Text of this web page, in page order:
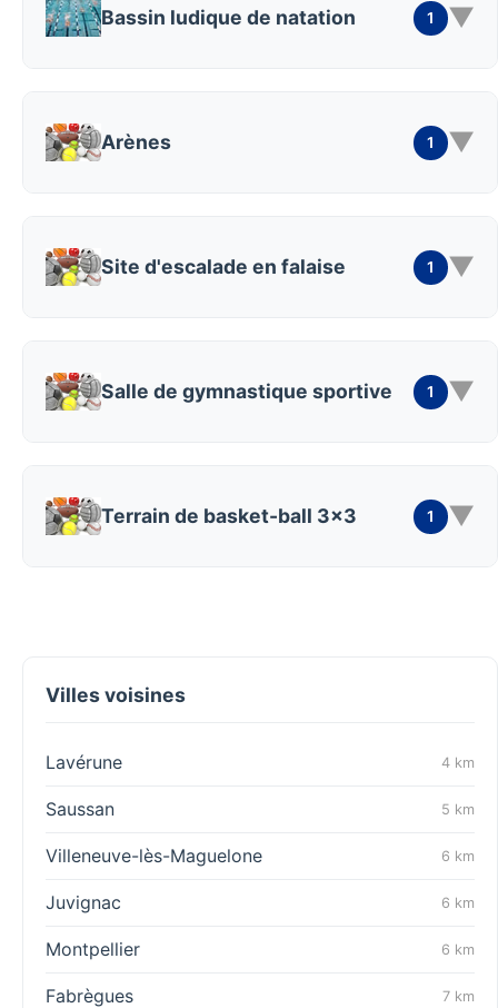
Bassin ludique de natation 1 ▼
Arènes 1 ▼
Site d'escalade en falaise 1 ▼
Salle de gymnastique sportive 1 ▼
Terrain de basket-ball 3x3 1 ▼
Villes voisines
Lavérune 4 km
Saussan 5 km
Villeneuve-lès-Maguelone 6 km
Juvignac 6 km
Montpellier 6 km
Fabrègues 7 km